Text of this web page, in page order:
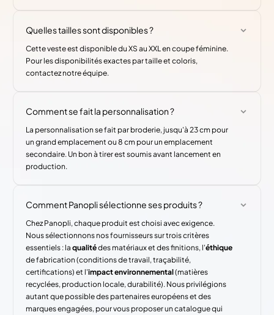
Quelles tailles sont disponibles ?
Cette veste est disponible du XS au XXL en coupe féminine.
Pour les disponibilités exactes par taille et coloris,
contactez notre équipe.
Comment se fait la personnalisation ?
La personnalisation se fait par broderie, jusqu'à 23 cm pour
un grand emplacement ou 8 cm pour un emplacement
secondaire. Un bon à tirer est soumis avant lancement en
production.
Comment Panopli sélectionne ses produits ?
Chez Panopli, chaque produit est choisi avec exigence.
Nous sélectionnons nos fournisseurs sur trois critères
essentiels : laqualitédes matériaux et des finitions, l'éthique
de fabrication (conditions de travail, traçabilité,
certifications) et l'impact environnemental(matières
recyclées, production locale, durabilité). Nous privilégions
autant que possible des partenaires européens et des
marques engagées, pour vous proposer un catalogue qui